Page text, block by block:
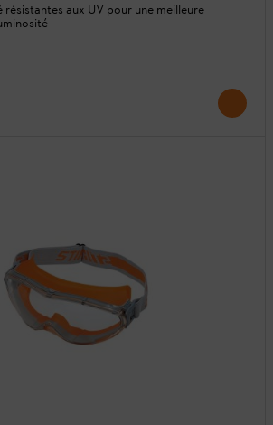
aux UV pour une meilleure